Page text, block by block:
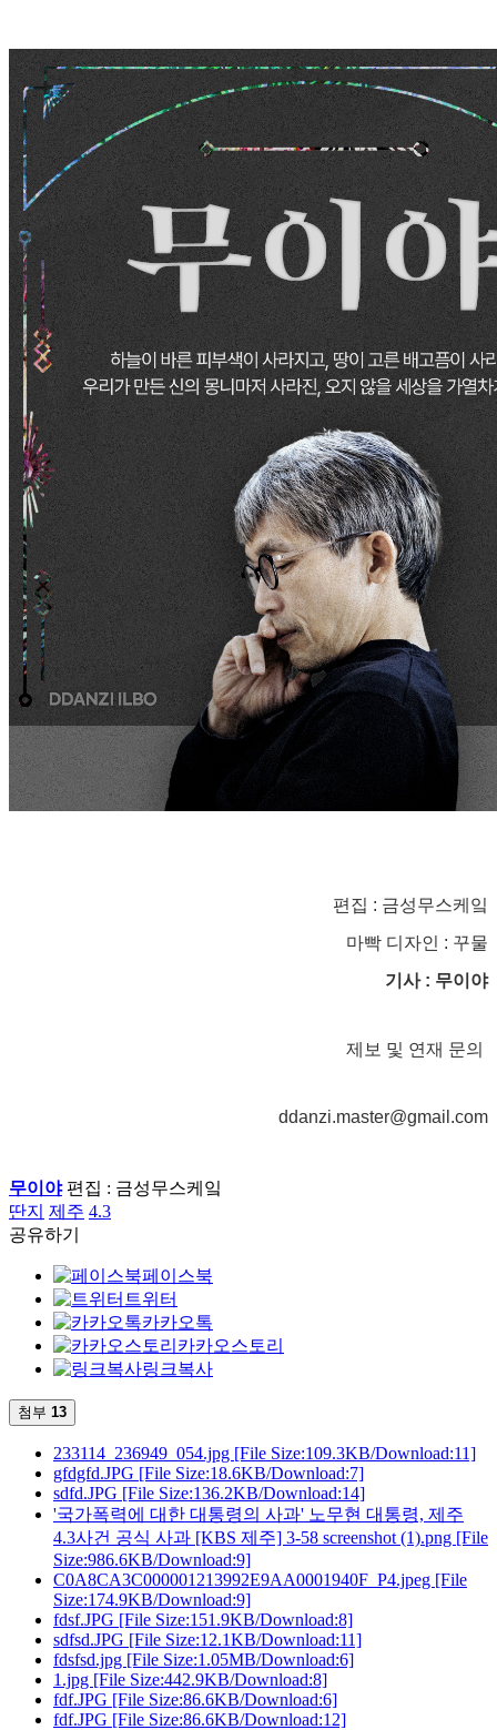
편집 : 금성무스케잌
마빡 디자인 : 꾸물
기사 : 무이야
제보 및 연재 문의
ddanzi.master@gmail.com
무이야 편집 : 금성무스케잌
딴지 제주 4.3
공유하기
페이스북
트위터
카카오톡
카카오스토리
링크복사
첨부 13
233114_236949_054.jpg [File Size:109.3KB/Download:11]
gfdgfd.JPG [File Size:18.6KB/Download:7]
sdfd.JPG [File Size:136.2KB/Download:14]
'국가폭력에 대한 대통령의 사과' 노무현 대통령, 제주
4.3사건 공식 사과 [KBS 제주] 3-58 screenshot (1).png [File
Size:986.6KB/Download:9]
C0A8CA3C000001213992E9AA0001940F_P4.jpeg [File
Size:174.9KB/Download:9]
fdsf.JPG [File Size:151.9KB/Download:8]
sdfsd.JPG [File Size:12.1KB/Download:11]
fdsfsd.jpg [File Size:1.05MB/Download:6]
1.jpg [File Size:442.9KB/Download:8]
fdf.JPG [File Size:86.6KB/Download:6]
fdf.JPG [File Size:86.6KB/Download:12]